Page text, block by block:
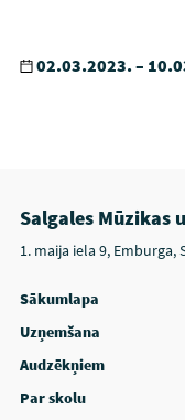
02.03.2023. –
Salgales Mūzikas
1. maija iela 9, Emburga,
Sākumlapa
Uzņemšana
Audzēkņiem
Par skolu